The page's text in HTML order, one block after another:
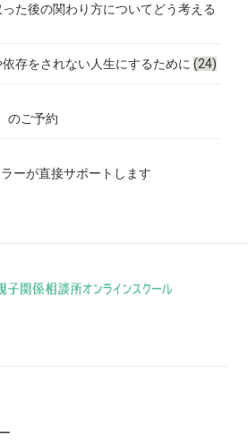
た後の関わり方についてどう考える
存をされない人生にするために(24)
のご予約
ーが直接サポートします